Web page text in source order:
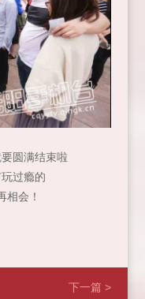
圆满结束啦
过瘾的
相会！
下一篇 >